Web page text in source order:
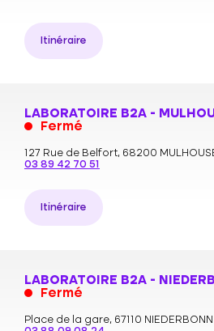
Itinéraire
LABORATOIRE B2A -
Fermé
127 Rue de Belfort, 68200
03 89 42 70 51
Itinéraire
LABORATOIRE B2A -
Fermé
Place de la gare, 67110